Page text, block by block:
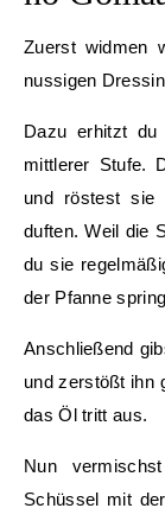
Zuerst widmen
nussigen
Dazu erhitzt du
mittlerer Stufe.
und röstest sie
duften. Weil die
du sie
der Pfanne
Anschließend
und zerstößt ihn
das Öl tritt aus.
Nun
Schüssel mit